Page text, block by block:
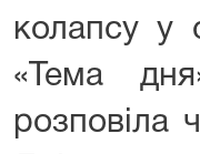
колапсу у
«Тема
розповіла